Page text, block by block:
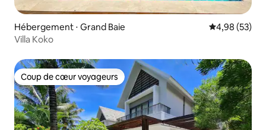
Hébergement ⋅ Grand Baie Évaluation
4,98 (53)
Villa Koko
Coup de cœur voyageurs
Coup de cœur voyageurs